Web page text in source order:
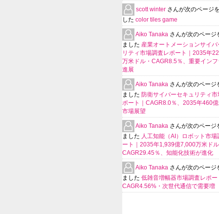
scott winter さんが次のページ
した color tiles game
Aiko Tanaka さんが次のページ
ました 産業オートメーションサイ
リティ市場調査レポート｜2035年
万米ドル・CAGR8.5％、重要イン
進展
Aiko Tanaka さんが次のページ
ました 防衛サイバーセキュリティ
ポート｜CAGR8.0％、2035年460
市場展望
Aiko Tanaka さんが次のページ
ました 人工知能（AI）ロボット市場
ート｜2035年1,939億7,000万米ド
CAGR29.45％、知能化技術が進化
Aiko Tanaka さんが次のページ
ました 低雑音増幅器市場調査レポー
CAGR4.56%・次世代通信で需要増